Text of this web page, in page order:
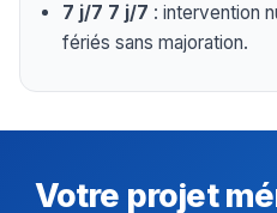
7 j/7 7 j/7 : intervention
fériés sans majoration.
Votre projet